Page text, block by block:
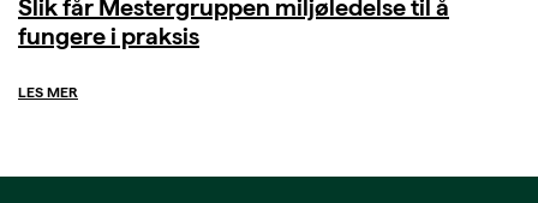
Slik får Mestergruppen miljøledelse til å
fungere i praksis
LES MER